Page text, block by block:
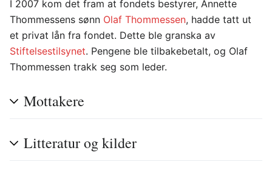
I 2007 kom det fram at fondets bestyrer, Annette
Thommessens sønn Olaf Thommessen, hadde tatt ut
et privat lån fra fondet. Dette ble granska av
Stiftelsestilsynet. Pengene ble tilbakebetalt, og Olaf
Thommessen trakk seg som leder.
Mottakere
Litteratur og kilder